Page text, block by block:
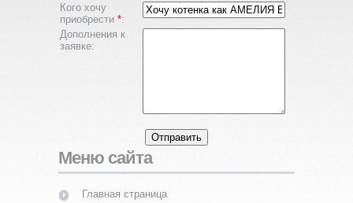
Кого хочу
приобрести *:
Дополнения к
заявке:
Меню сайта
Главная страница